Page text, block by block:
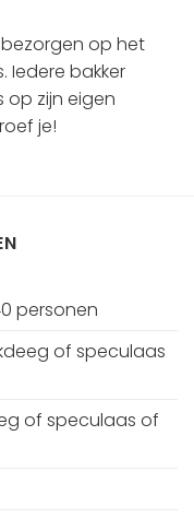
bezorgen op het
Iedere bakker
op zijn eigen
je!
personen
of speculaas
of speculaas of